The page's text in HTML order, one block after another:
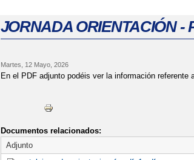
JORNADA ORIENTACIÓN -
Martes, 12 Mayo, 2026
En el PDF adjunto podéis ver la información
Documentos relacionados:
Adjunto